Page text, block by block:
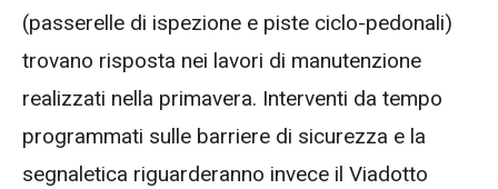
(passerelle di ispezione e piste ciclo-pedonali)
trovano risposta nei lavori di manutenzione
realizzati nella primavera. Interventi da tempo
programmati sulle barriere di sicurezza e la
segnaletica riguarderanno invece il Viadotto